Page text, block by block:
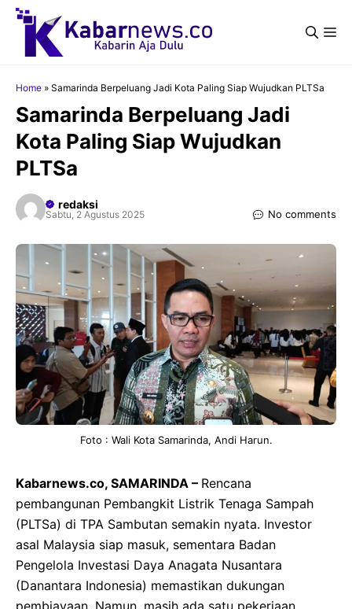
Langsung
Home » Samarinda Berpeluang Jadi Kota Paling Siap Wujudkan PLTSa
Samarinda Berpeluang Jadi
Kota Paling Siap Wujudkan
PLTSa
redaksi
Sabtu, 2 Agustus 2025 No comments
Foto : Wali Kota Samarinda, Andi Harun.
Kabarnews.co, SAMARINDA – Rencana
pembangunan Pembangkit Listrik Tenaga Sampah
(PLTSa) di TPA Sambutan semakin nyata. Investor
asal Malaysia siap masuk, sementara Badan
Pengelola Investasi Daya Anagata Nusantara
(Danantara Indonesia) memastikan dukungan
pembiayaan. Namun, masih ada satu pekerjaan